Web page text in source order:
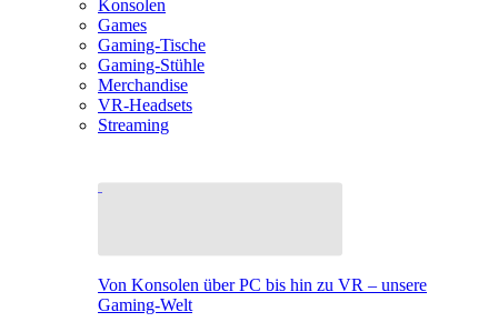
Konsolen
Games
Gaming-Tische
Gaming-Stühle
Merchandise
VR-Headsets
Streaming
Von Konsolen über PC bis hin zu VR – unsere
Gaming-Welt